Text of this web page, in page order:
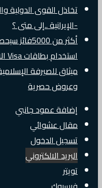
تخاذل القوى الدولية
-الإيرانية ..إلى متى ؟
استخدام بطاقات Visa الائتمانية دوليًا
ميثاق للصيرفة
وعروض حصرية
إضافة عمود جانبي
مقال عشوائي
تسجيل الدخول
البريد الالكتروني
تويتر